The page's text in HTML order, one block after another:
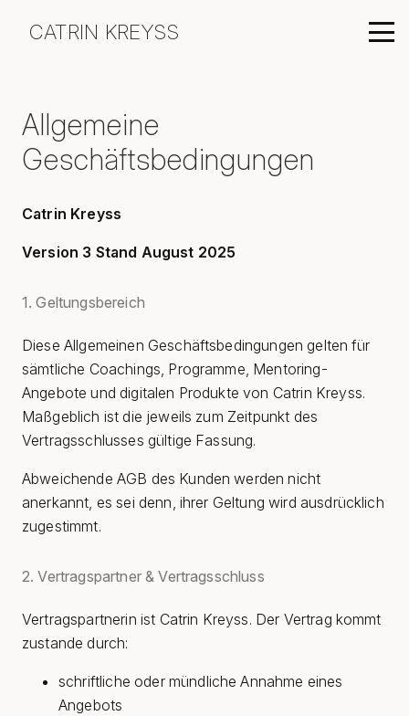
CATRIN KREYSS
Allgemeine
Geschäftsbedingungen
Catrin Kreyss
Version 3 Stand August 2025
1. Geltungsbereich
Diese Allgemeinen Geschäftsbedingungen gelten für
sämtliche Coachings, Programme, Mentoring-
Angebote und digitalen Produkte von Catrin Kreyss.
Maßgeblich ist die jeweils zum Zeitpunkt des
Vertragsschlusses gültige Fassung.
Abweichende AGB des Kunden werden nicht
anerkannt, es sei denn, ihrer Geltung wird ausdrücklich
zugestimmt.
2. Vertragspartner & Vertragsschluss
Vertragspartnerin ist Catrin Kreyss. Der Vertrag kommt
zustande durch:
schriftliche oder mündliche Annahme eines
Angebots